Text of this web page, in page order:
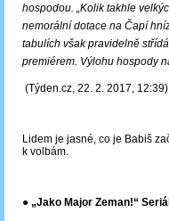
hospodou. „Kolik takhle
nemorální dotace na Čapí
tabulích však pravidelně
premiérem. Výlohu hospody
(Týden.cz, 22. 2. 2017, 12:39)
Lidem je jasné, co je Babiš
k volbám.
● „Jako Major Zeman!“